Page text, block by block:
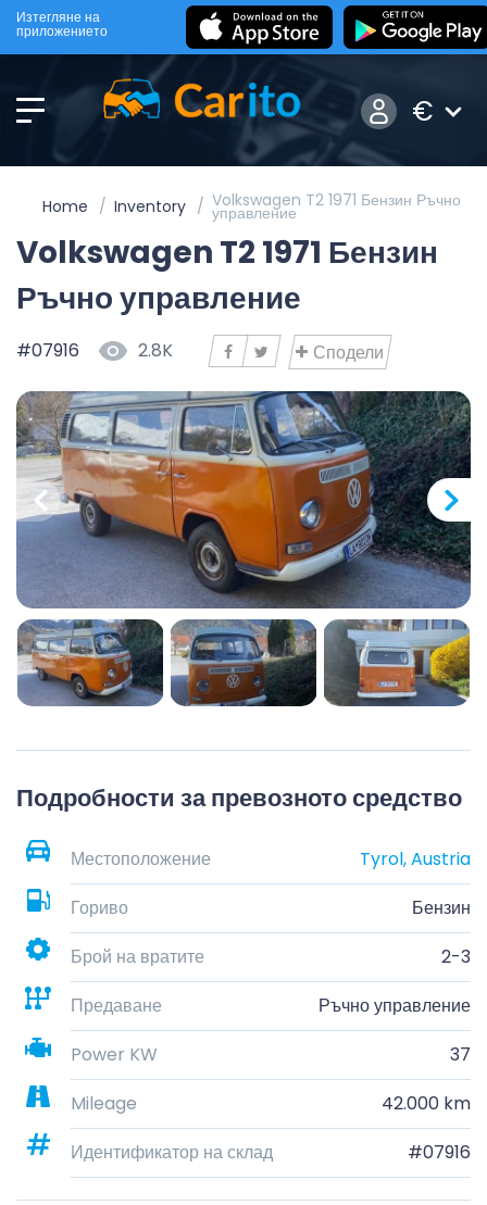
Изтегляне на
приложението
€
Home Inventory Volkswagen T2 1971 Бензин Ръчно
управление
Volkswagen T2 1971 Бензин
Ръчно управление
#07916 2.8K Сподели
Подробности за превозното средство
Местоположение
Tyrol, Austria
Гориво
Бензин
Брой на вратите
2-3
Предаване
Ръчно управление
Power KW
37
Mileage
42.000 km
Идентификатор на склад
#07916